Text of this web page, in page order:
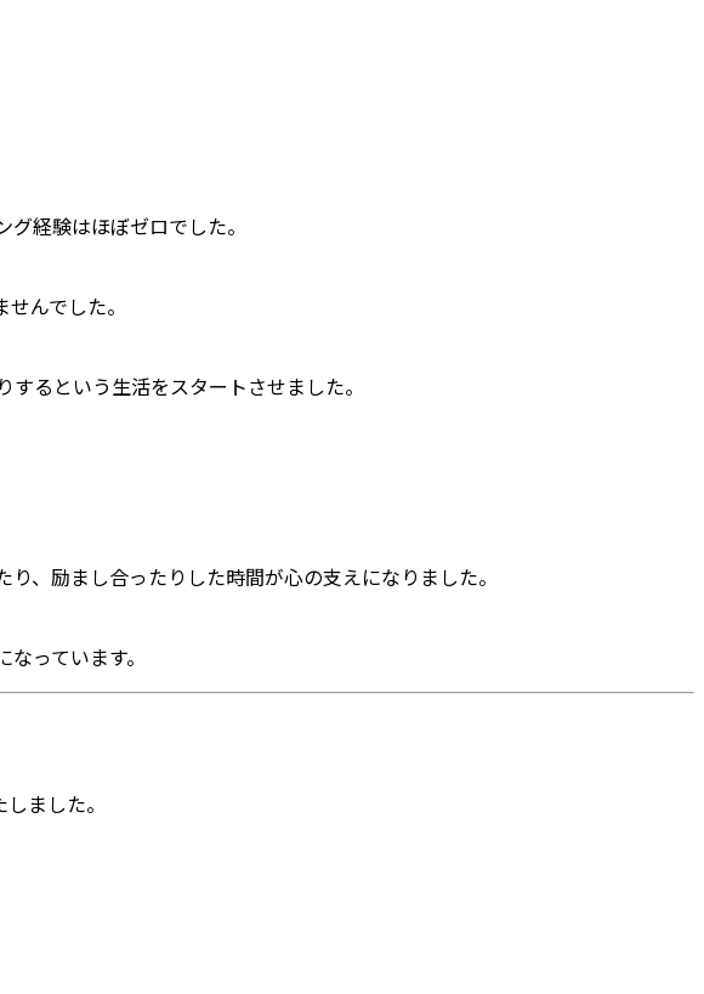
経験はほぼゼロでした。
んでした。
るという生活をスタートさせました。
、励まし合ったりした時間が心の支えになりました。
っています。
ました。